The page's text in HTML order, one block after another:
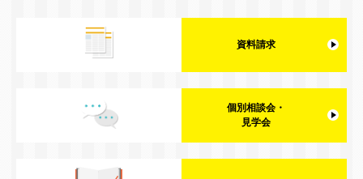
資料請求
個別相談会・
見学会